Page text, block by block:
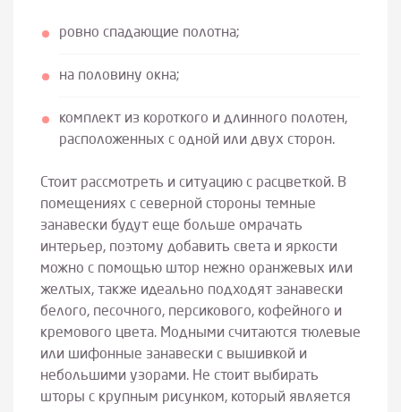
ровно спадающие полотна;
на половину окна;
комплект из короткого и длинного полотен,
расположенных с одной или двух сторон.
Стоит рассмотреть и ситуацию с расцветкой. В
помещениях с северной стороны темные
занавески будут еще больше омрачать
интерьер, поэтому добавить света и яркости
можно с помощью штор нежно оранжевых или
желтых, также идеально подходят занавески
белого, песочного, персикового, кофейного и
кремового цвета. Модными считаются тюлевые
или шифонные занавески с вышивкой и
небольшими узорами. Не стоит выбирать
шторы с крупным рисунком, который является